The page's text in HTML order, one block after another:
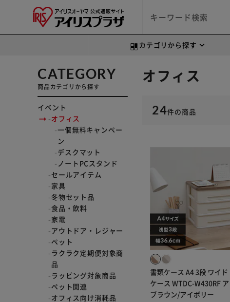
カテゴリから探す
CATEGORY
商品カテゴリから探す
イベント
オフィス
一個無料キャンペー
ン
デスクマット
ノートPCスタンド
セールアイテム
家具
冬物セット品
食品・飲料
家電
アウトドア・レジャー
ペット
ラクラク定期便対象商
品
ラッピング対象商品
ペット関連
オフィス向け消耗品
オフィス
24件の商品
書類ケース A4 3段 ワイド
ケース WTDC-W430RF
ブラウン/アイボリー